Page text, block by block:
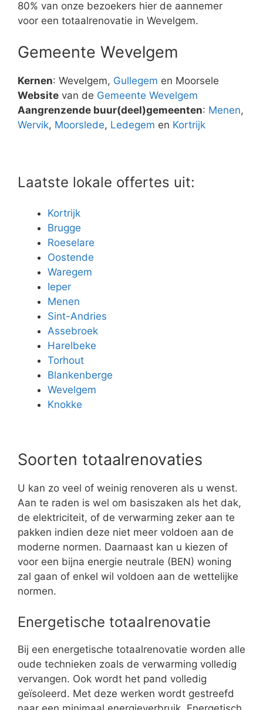
80% van onze bezoekers hier de aannemer
voor een totaalrenovatie in Wevelgem.
Gemeente Wevelgem
Kernen: Wevelgem, Gullegem en Moorsele
Website van de Gemeente Wevelgem
Aangrenzende buur(deel)gemeenten: Menen,
Wervik, Moorslede, Ledegem en Kortrijk
Laatste lokale offertes uit:
Kortrijk
Brugge
Roeselare
Oostende
Waregem
Ieper
Menen
Sint-Andries
Assebroek
Harelbeke
Torhout
Blankenberge
Wevelgem
Knokke
Soorten totaalrenovaties
U kan zo veel of weinig renoveren als u wenst.
Aan te raden is wel om basiszaken als het dak,
de elektriciteit, of de verwarming zeker aan te
pakken indien deze niet meer voldoen aan de
moderne normen. Daarnaast kan u kiezen of
voor een bijna energie neutrale (BEN) woning
zal gaan of enkel wil voldoen aan de wettelijke
normen.
Energetische totaalrenovatie
Bij een energetische totaalrenovatie worden alle
oude technieken zoals de verwarming volledig
vervangen. Ook wordt het pand volledig
geïsoleerd. Met deze werken wordt gestreefd